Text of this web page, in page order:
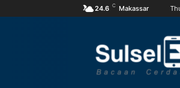
24.6 C Makassar